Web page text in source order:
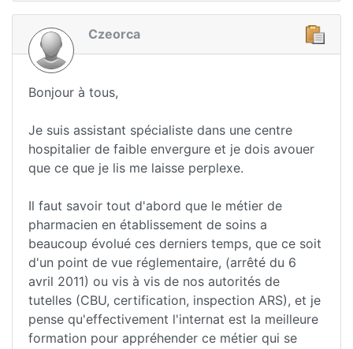
Czeorca
Bonjour à tous,
Je suis assistant spécialiste dans une centre
hospitalier de faible envergure et je dois avouer
que ce que je lis me laisse perplexe.
Il faut savoir tout d'abord que le métier de
pharmacien en établissement de soins a
beaucoup évolué ces derniers temps, que ce soit
d'un point de vue réglementaire, (arrêté du 6
avril 2011) ou vis à vis de nos autorités de
tutelles (CBU, certification, inspection ARS), et je
pense qu'effectivement l'internat est la meilleure
formation pour appréhender ce métier qui se